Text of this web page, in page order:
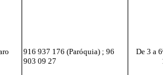
916 937 176 (Paróquia) ; 96
903 09 27
De 3 a